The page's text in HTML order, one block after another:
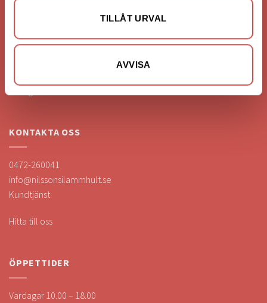
TILLÅT URVAL
AVVISA
Nilssons Möbler i Lammhult
N. Fabriksgatan 2
363 44 Lammhult
KONTAKTA OSS
0472-260041
info@nilssonsilammhult.se
Kundtjänst
Hitta till oss
ÖPPETTIDER
Vardagar 10.00 – 18.00